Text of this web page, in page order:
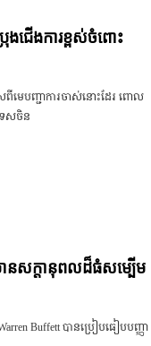
ងជើងការខ្ពស់ចំពោះ
មេបញ្ជាការចាស់នោះដែរ ពោល
េសចិន
នសក្តានុពលដ៏ធំសម្បើម
Buffett បានប្រៀបធៀបបញ្ញា